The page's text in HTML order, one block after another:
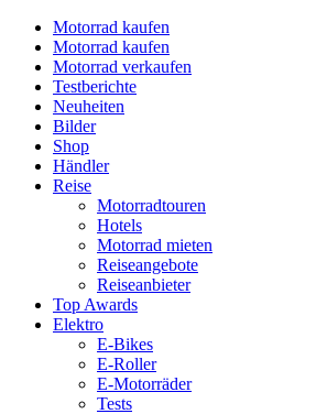
Motorrad kaufen
Motorrad kaufen
Motorrad verkaufen
Testberichte
Neuheiten
Bilder
Shop
Händler
Reise
Motorradtouren
Hotels
Motorrad mieten
Reiseangebote
Reiseanbieter
Top Awards
Elektro
E-Bikes
E-Roller
E-Motorräder
Tests